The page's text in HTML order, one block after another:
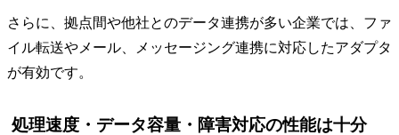
さらに、拠点間や他社とのデータ連携が多い企業では、ファ
イル転送やメール、メッセージング連携に対応したアダプタ
が有効です。
処理速度・データ容量・障害対応の性能は十分